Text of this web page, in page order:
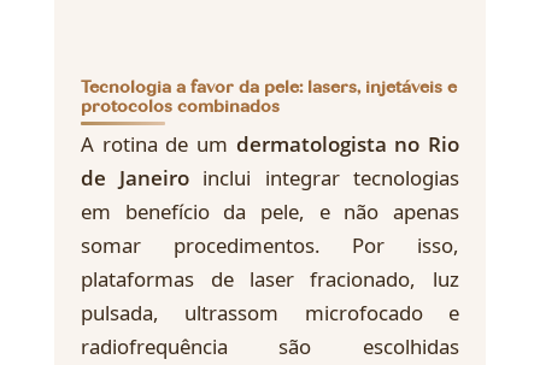
Tecnologia a favor da pele: lasers, injetáveis e
protocolos combinados
A rotina de um dermatologista no Rio
de Janeiro inclui integrar tecnologias
em benefício da pele, e não apenas
somar procedimentos. Por isso,
plataformas de laser fracionado, luz
pulsada, ultrassom microfocado e
radiofrequência são escolhidas